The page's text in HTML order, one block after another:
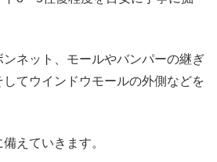
ネット、モールやバンパーの継ぎ
してウインドウモールの外側などを
えていきます。